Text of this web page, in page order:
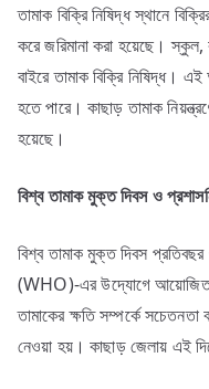
তামাক বিক্রি নিষিদ্ধ স্থানে
করে জরিমানা করা হয়েছে। স্কুল,
বাইরে তামাক বিক্রি নিষিদ্ধ।
হতে পারে। কাছাড় তামাক
হয়েছে।
বিশ্ব তামাক মুক্ত দিবস ও
বিশ্ব তামাক মুক্ত দিবস
(WHO)-এর উদ্যোগে আয়োজিত
তামাকের ক্ষতি সম্পর্কে
নেওয়া হয়। কাছাড় জেলায় এই